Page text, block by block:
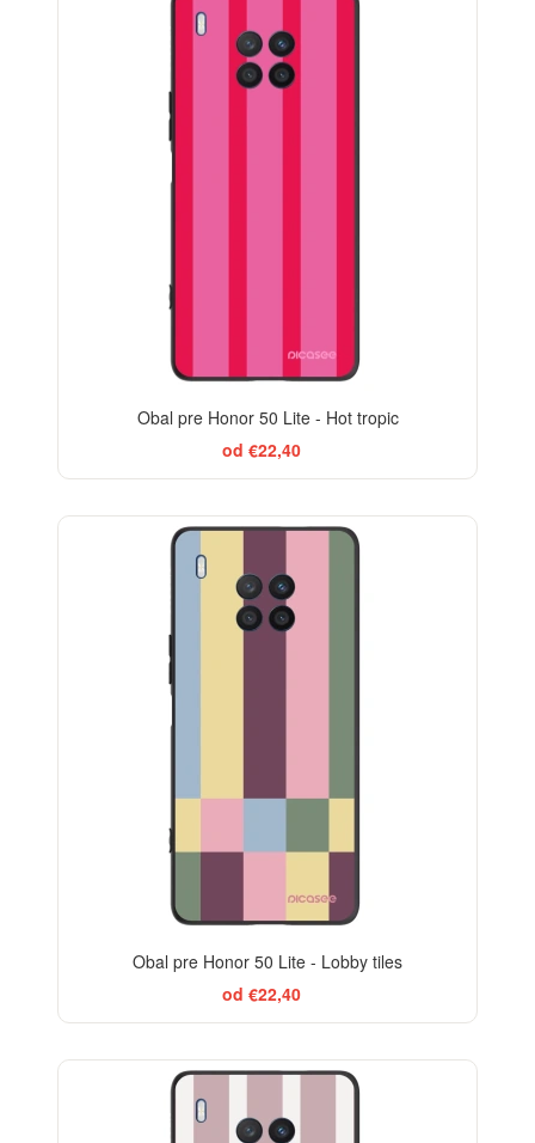
Obal pre Honor 50 Lite - Hot tropic
od €22,40
Obal pre Honor 50 Lite - Lobby tiles
od €22,40